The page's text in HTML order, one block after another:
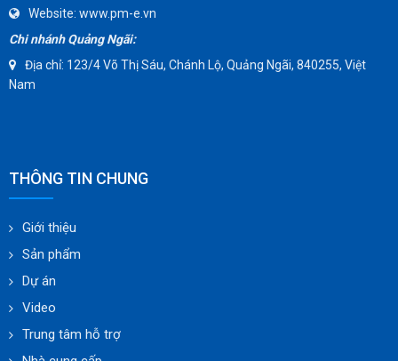
Website: www.pm-e.vn
Chi nhánh Quảng Ngãi:
Địa chỉ: 123/4 Võ Thị Sáu, Chánh Lộ, Quảng Ngãi, 840255, Việt
Nam
THÔNG TIN CHUNG
Giới thiệu
Sản phẩm
Dự án
Video
Trung tâm hỗ trợ